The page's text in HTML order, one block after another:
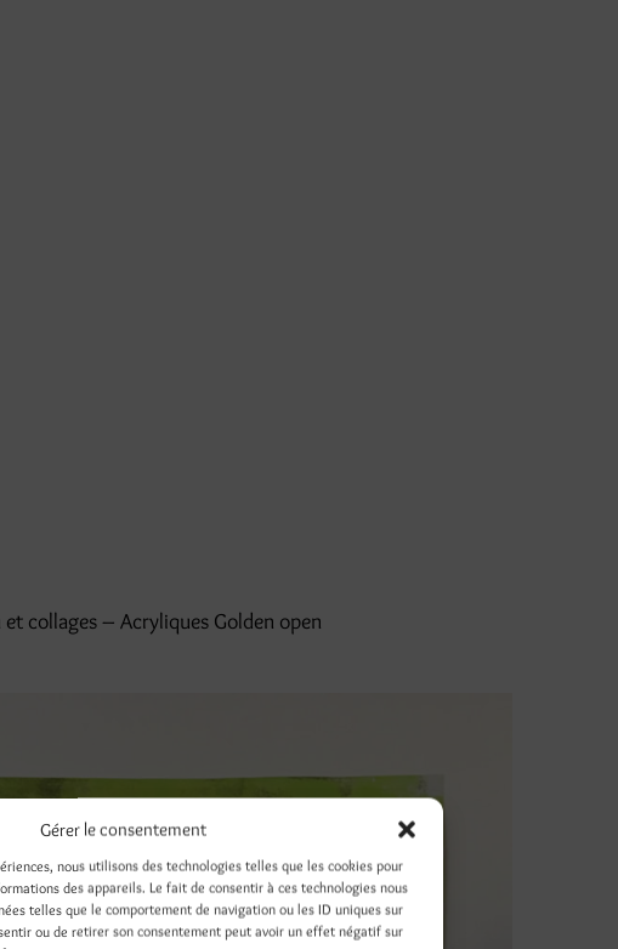
Gérer le consentement
nous utilisons des technologies telles que les cookies pour
des appareils. Le fait de consentir à ces technologies nous
telles que le comportement de navigation ou les ID uniques sur
ou de retirer son consentement peut avoir un effet négatif sur
collages – Acryliques Golden open